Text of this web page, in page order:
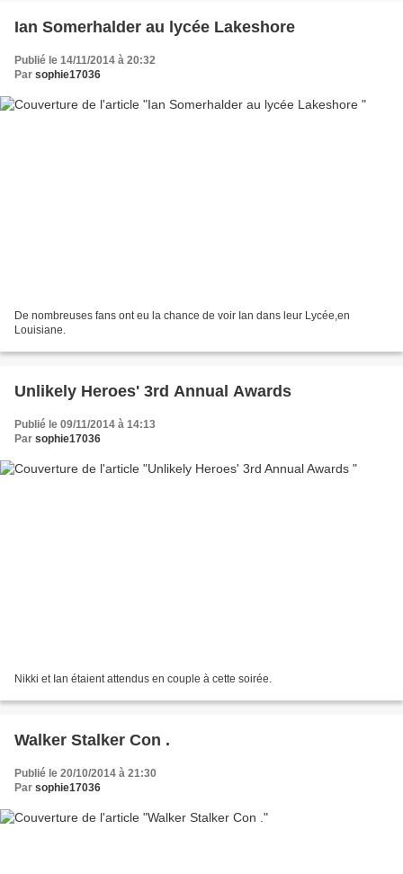
Ian Somerhalder au lycée Lakeshore
Publié le 14/11/2014 à 20:32
Par sophie17036
De nombreuses fans ont eu la chance de voir Ian dans leur Lycée,en
Louisiane.
Unlikely Heroes' 3rd Annual Awards
Publié le 09/11/2014 à 14:13
Par sophie17036
Nikki et Ian étaient attendus en couple à cette soirée.
Walker Stalker Con .
Publié le 20/10/2014 à 21:30
Par sophie17036